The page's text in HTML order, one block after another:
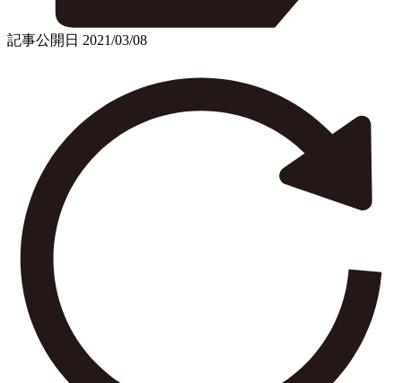
記事公開日 2021/03/08